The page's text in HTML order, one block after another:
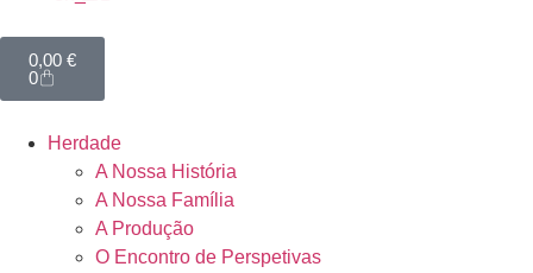
0,00 €
0
Herdade
A Nossa História
A Nossa Família
A Produção
O Encontro de Perspetivas